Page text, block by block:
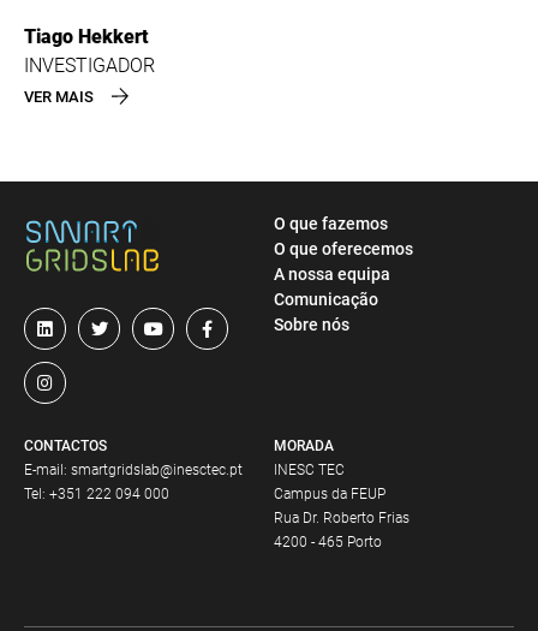
Tiago Hekkert
INVESTIGADOR
VER MAIS
MORADA
INESC TEC
Campus da FEUP
Rua Dr. Roberto Frias
4200 - 465 Porto
CONTACTOS
E-mail: smartgridslab@inesctec.pt
Tel: +351 222 094 000
O que fazemos
O que oferecemos
A nossa equipa
Comunicação
Sobre nós